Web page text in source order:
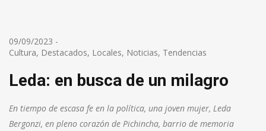
09/09/2023 -
Cultura, Destacados, Locales, Noticias, Tendencias
Leda: en busca de un milagro
En tiempo de escasa fe en la política, una joven mujer, Leda
Bergonzi, en pleno corazón de Pichincha, barrio de memoria